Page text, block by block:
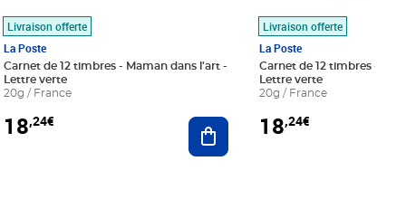
au panier
Livraison offerte
La Poste
Carnet de 12 timbres - Maman dans l'art -
Lettre verte
20g / France
18,24€ Ajouter au panier
Livraison offerte
La Poste
Carnet de 12 timbres - Le
Lettre verte
20g / France
18,24€